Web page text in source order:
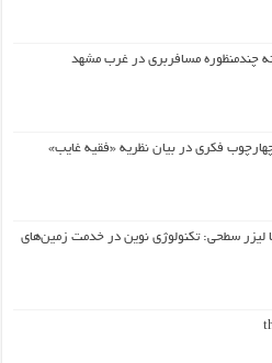
چندمنظوره مسافربری در غرب مشهد
فکری در بیان نظریه «فقیه غایب»
لیزر سطحی: تکنولوژی نوین در خدمت زمین‌های